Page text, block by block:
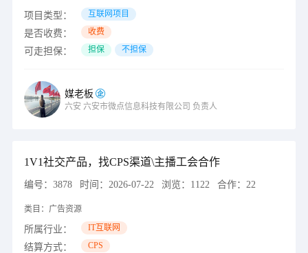
项目类型： 互联网项目
是否收费： 收费
可走担保： 担保 不担保
媒老板
六安 六安市微点信息科技有限公司 负责人
1V1社交产品，找CPS渠道\主播工会合作
编号： 3878 时间： 2026-07-22 浏览： 1122 合作： 22
类目： 广告资源
所属行业： IT互联网
结算方式： CPS